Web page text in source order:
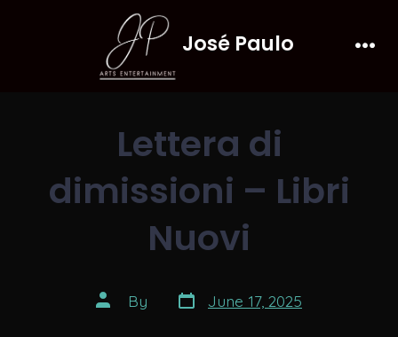
José Paulo
Lettera di
dimissioni – Libri
Nuovi
Post
author
By Post
date
June 17, 2025